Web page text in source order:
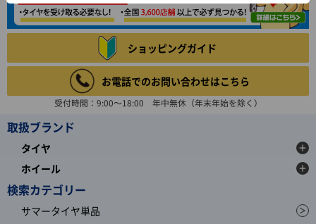
ショッピングガイド
お電話でのお問い合わせはこちら
受付時間：9:00～18:00 年中無休（年末年始を除く）
取扱ブランド
タイヤ
ホイール
検索カテゴリー
サマータイヤ単品